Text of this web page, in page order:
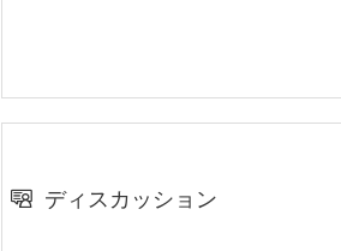
ディスカッション